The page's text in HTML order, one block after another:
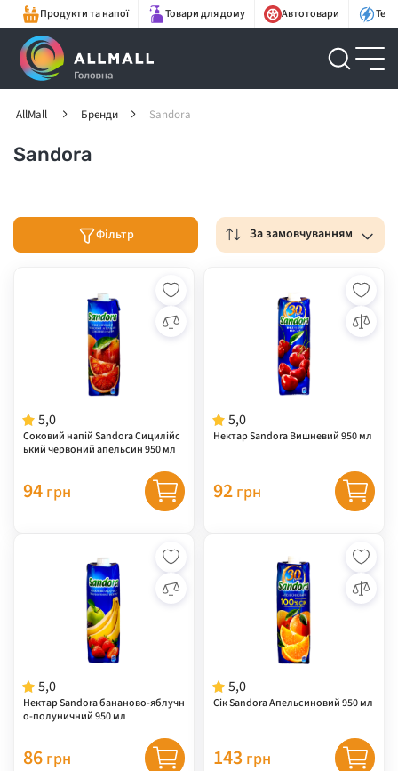
Продукти та напої Товари для дому Автотовари
AllMall Бренди Sandora
Sandora
Фільтр За замовчуванням
5,0
Соковий напій Sandora Сицилійс
ький червоний апельсин 950 мл
94 грн
5,0
Нектар Sandora Вишневий 950 мл
92 грн
5,0
Нектар Sandora бананово-яблучн
о-полуничний 950 мл
86 грн
5,0
Сік Sandora Апельсиновий 950 мл
143 грн